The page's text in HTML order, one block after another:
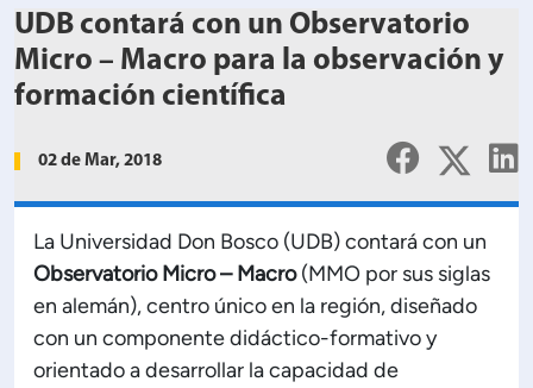
Mundo salesiano
Institucional
Capacitación Institucional
Estructura organizativa
Facultades y Escuelas
y Centros Especializados.
estudiantiles
y agenda de investigación
Organización
de investigación
Publicaciones
UDB contará con un Observatorio
Micro – Macro para la observación y
formación científica
02 de Mar, 2018
La Universidad Don Bosco (UDB) contará con un
Observatorio Micro – Macro(MMO por sus siglas
en alemán), centro único en la región, diseñado
con un componente didáctico-formativo y
orientado a desarrollar la capacidad de